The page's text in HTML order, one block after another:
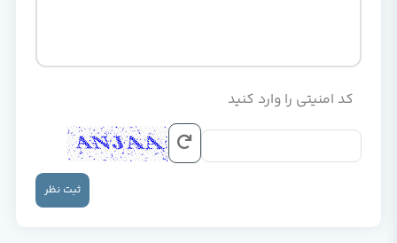
کد امنیتی را وارد کنید
ثبت نظر